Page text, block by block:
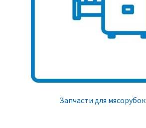
Запчасти для мясорубок